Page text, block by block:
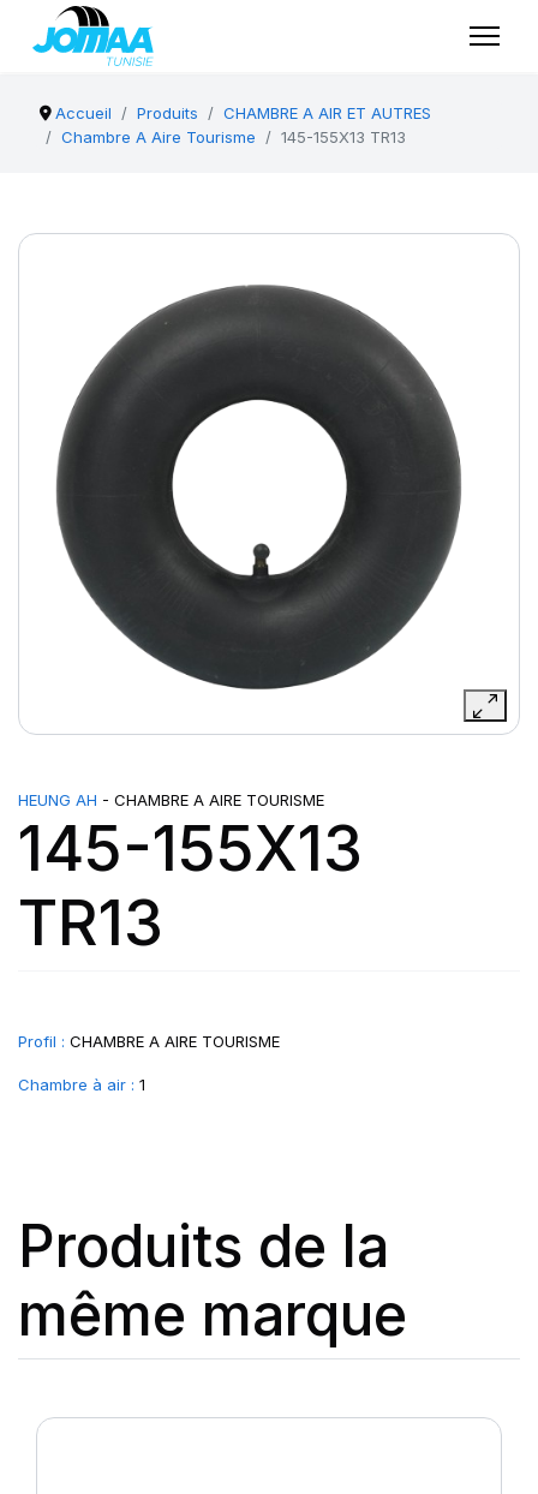
Accueil Produits
CHAMBRE A AIR ET AUTRES
Chambre A Aire Tourisme
145-155X13 TR13
HEUNG AH - CHAMBRE A AIRE TOURISME
145-155X13
TR13
Profil : CHAMBRE A AIRE TOURISME
Chambre à air : 1
Produits de la
même marque